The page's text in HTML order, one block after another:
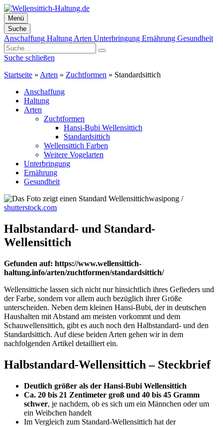
Menü
Suche
Zum
Inhalt
springen
Anschaffung Haltung Arten Unterbringung Ernährung Gesundheit
Suche schließen
Startseite » Arten » Zuchtformen » Standardsittich
Anschaffung
Haltung
Arten
Zuchtformen
Hansi-Bubi Wellensittich
Standardsittich
Wellensittich Farben
Weitere Vogelarten
Unterbringung
Ernährung
Gesundheit
wasipong /
shutterstock.com
Halbstandard- und Standard-
Wellensittich
Gefunden auf: https://www.wellensittich-
haltung.info/arten/zuchtformen/standardsittich/
Wellensittiche lassen sich nicht nur hinsichtlich ihres Gefieders und
der Farbe, sondern vor allem auch bezüglich ihrer Größe
unterscheiden. Neben dem kleinen Hansi-Bubi, der in deutschen
Haushalten mit Abstand am meisten vorkommt und dem
Schauwellensittich, gibt es auch noch den Halbstandard- und den
Standardsittich. Auf diese beiden Arten gehen wir in dem
nachfolgenden Artikel detailliert ein.
Halbstandard-Wellensittich – Steckbrief
Deutlich größer als der Hansi-Bubi Wellensittich
Ca. 20 bis 21 Zentimeter groß und 40 bis 45 Gramm
schwer, je nachdem, ob es sich um ein Männchen oder um
ein Weibchen handelt
Im Vergleich zum Standard-Wellensittich hat der